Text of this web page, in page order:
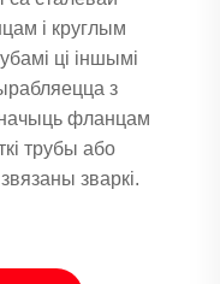
і круглым
ці іншымі
з
фланцам
трубы або
зваркі.